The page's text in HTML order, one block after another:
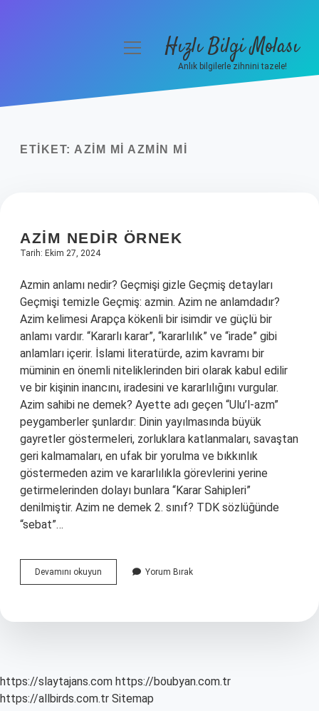
Yasal Uyarı
menüyüHızlı Bilgi Molası
Anlık bilgilerle zihnini tazele!
ETIKET: AZIM MI AZMIN MI
AZIM NEDIR ÖRNEK
Tarih: Ekim 27, 2024
Azmin anlamı nedir? Geçmişi gizle Geçmiş detayları
Geçmişi temizle Geçmiş: azmin. Azim ne anlamdadır?
Azim kelimesi Arapça kökenli bir isimdir ve güçlü bir
anlamı vardır. “Kararlı karar”, “kararlılık” ve “irade” gibi
anlamları içerir. İslami literatürde, azim kavramı bir
müminin en önemli niteliklerinden biri olarak kabul edilir
ve bir kişinin inancını, iradesini ve kararlılığını vurgular.
Azim sahibi ne demek? Ayette adı geçen “Ulu’l-azm”
peygamberler şunlardır: Dinin yayılmasında büyük
gayretler göstermeleri, zorluklara katlanmaları, savaştan
geri kalmamaları, en ufak bir yorulma ve bıkkınlık
göstermeden azim ve kararlılıkla görevlerini yerine
getirmelerinden dolayı bunlara “Karar Sahipleri”
denilmiştir. Azim ne demek 2. sınıf? TDK sözlüğünde
“sebat”…
Devamını okuyun
Nedir
Yorum Bırak
https://slaytajans.com https://boubyan.com.tr
https://allbirds.com.tr Sitemap